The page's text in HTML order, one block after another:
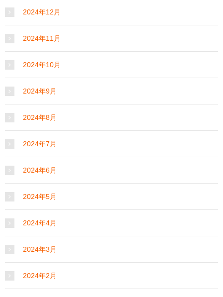
2024年12月
2024年11月
2024年10月
2024年9月
2024年8月
2024年7月
2024年6月
2024年5月
2024年4月
2024年3月
2024年2月